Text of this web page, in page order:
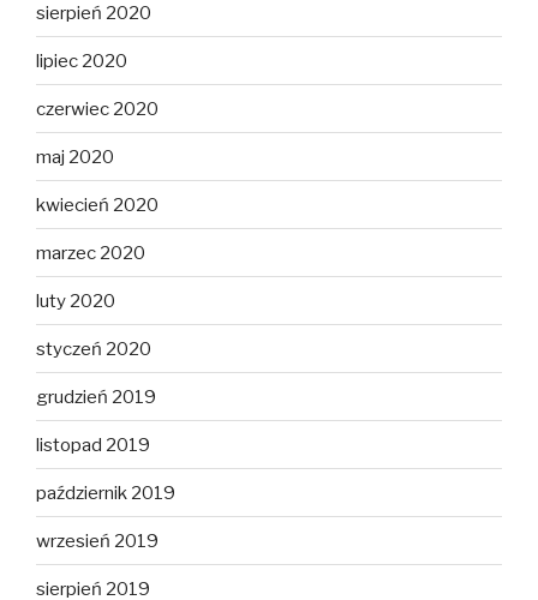
sierpień 2020
lipiec 2020
czerwiec 2020
maj 2020
kwiecień 2020
marzec 2020
luty 2020
styczeń 2020
grudzień 2019
listopad 2019
październik 2019
wrzesień 2019
sierpień 2019